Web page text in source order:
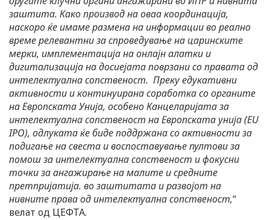
заштита. Како производ на оваа координација,
наскоро ќе имаме размена на информации во реално
време релевантни за спроведување на царинските
мерки, имплементација на онлајн алатки и
дигитализација на досиејата поврзани со правата од
интелектуална сопственост. Преку едукативни
активности и континуирана соработка со органите
на Европската Унија, особено Канцеларијата за
интелектуална сопственост на Европската унија (EU
IPO), одлуката ќе биде поддржана со активности за
подигање на свеста и воспоставување пултови за
помош за интелектуална сопственост и фокусни
точки за ангажирање на малите и средните
претпријатија. во заштитата и развојот на
нивните права од интелектуална сопственост,“
велат од ЦЕФТА.